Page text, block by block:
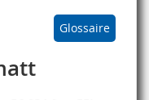
Glossaire